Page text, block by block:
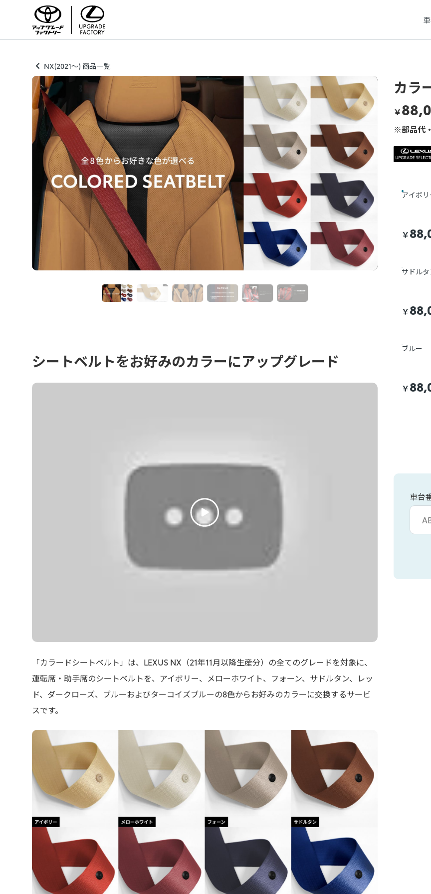
NX(2021～) 商品一覧
カラ
￥
※部品代
アイボリ
￥
サドルタ
￥
ブルー
￥
車台
車台カタ
シートベルトをお好みのカラーにアップグレード
「カラードシートベルト」は、LEXUS NX（21年11月以降生産分）の全てのグレードを対象に、
運転席・助手席のシートベルトを、アイボリー、メローホワイト、フォーン、サドルタン、レッ
ド、ダークローズ、ブルーおよびターコイズブルーの8色からお好みのカラーに交換するサービ
スです。